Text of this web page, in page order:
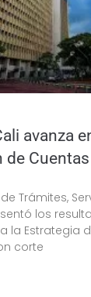
avanza
de
Trámites,
los
la Estrategia
corte